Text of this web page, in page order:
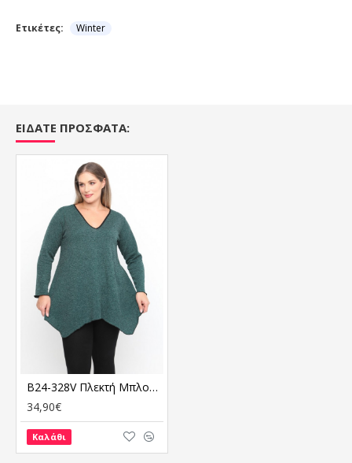
Ετικέτες: Winter
ΕΙΔΑΤΕ ΠΡΟΣΦΑΤΑ:
B24-328V Πλεκτή Μπλούζα Άλφα - Πράσινο (Πλεκτό)
34,90€
Καλάθι